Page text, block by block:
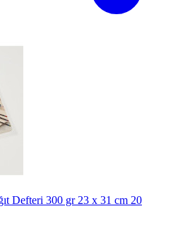
Defteri 300 gr 23 x 31 cm 20